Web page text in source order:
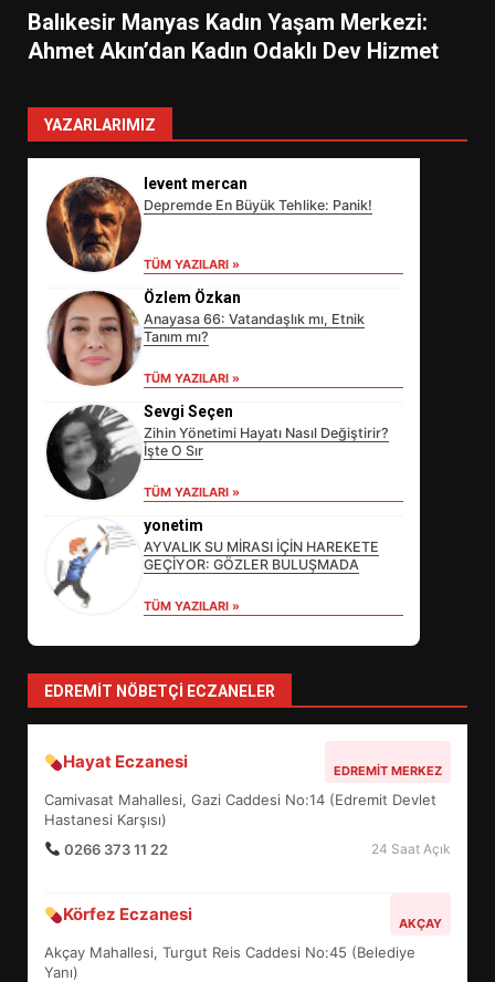
Balıkesir Manyas Kadın Yaşam Merkezi:
Ahmet Akın’dan Kadın Odaklı Dev Hizmet
YAZARLARIMIZ
levent mercan
Depremde En Büyük Tehlike: Panik!
TÜM YAZILARI »
Özlem Özkan
Anayasa 66: Vatandaşlık mı, Etnik
Tanım mı?
TÜM YAZILARI »
Sevgi Seçen
Zihin Yönetimi Hayatı Nasıl Değiştirir?
İşte O Sır
TÜM YAZILARI »
yonetim
AYVALIK SU MİRASI İÇİN HAREKETE
GEÇİYOR: GÖZLER BULUŞMADA
TÜM YAZILARI »
EDREMIT NÖBETÇI ECZANELER
Hayat Eczanesi EDREMIT MERKEZ
Camivasat Mahallesi, Gazi Caddesi No:14 (Edremit Devlet
Hastanesi Karşısı)
0266 373 11 22
24 Saat Açık
Körfez Eczanesi AKÇAY
Akçay Mahallesi, Turgut Reis Caddesi No:45 (Belediye
Yanı)
SÜRDÜRÜLEBİLİRLİKTE NE
DEĞİŞECEK?
4
5
BALIKESİR MÜZELERİNDE SÜRE
UZATILDI: NE DEĞİŞTİ?
6
TURNUVASI KAYITLARI NEYİ